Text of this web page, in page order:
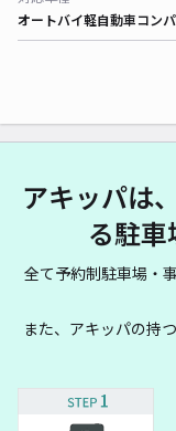
オートバイ軽自動車コン
アキッパは
る駐
全て予約制駐車場・
また、アキッパの持